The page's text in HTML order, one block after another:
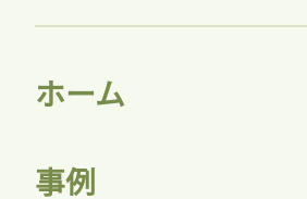
ホーム
事例